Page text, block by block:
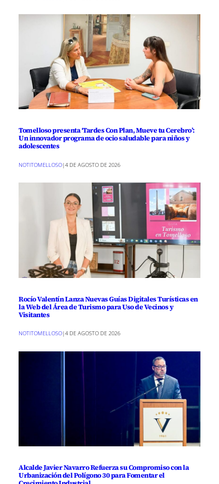
Tomelloso presenta ‘Tardes Con Plan, Mueve tu Cerebro’:
Un innovador programa de ocio saludable para niños y
adolescentes
NOTITOMELLOSO|4 DE AGOSTO DE 2026
Rocío Valentín Lanza Nuevas Guías Digitales Turísticas en
la Web del Área de Turismo para Uso de Vecinos y
Visitantes
NOTITOMELLOSO|4 DE AGOSTO DE 2026
Alcalde Javier Navarro Refuerza su Compromiso con la
Urbanización del Polígono 30 para Fomentar el